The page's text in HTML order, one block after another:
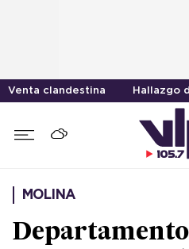
Venta clandestina Hallazgo
MOLINA
Departamento